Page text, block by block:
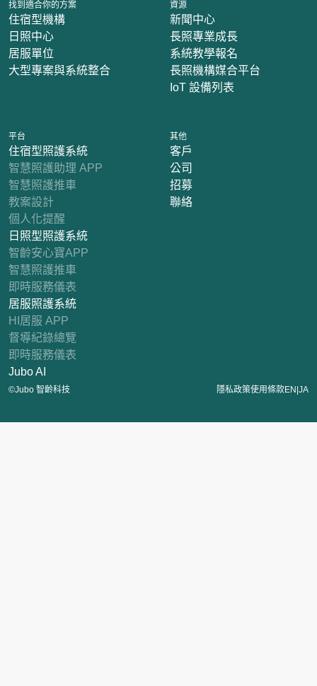
找到適合你的方案
住宿型機構
日照中心
居服單位
大型專案與系統整合
平台
住宿型照護系統
智慧照護助理 APP
智慧照護推車
教案設計
個人化提醒
日照型照護系統
智齡安心寶APP
智慧照護推車
即時服務儀表
居服照護系統
HI居服 APP
督導紀錄總覽
即時服務儀表
Jubo AI
資源
新聞中心
長照專業成長
系統教學報名
長照機構媒合平台
IoT 設備列表
其他
客戶
公司
招募
聯絡
©Jubo 智齡科技 隱私政策使用條款EN |JA